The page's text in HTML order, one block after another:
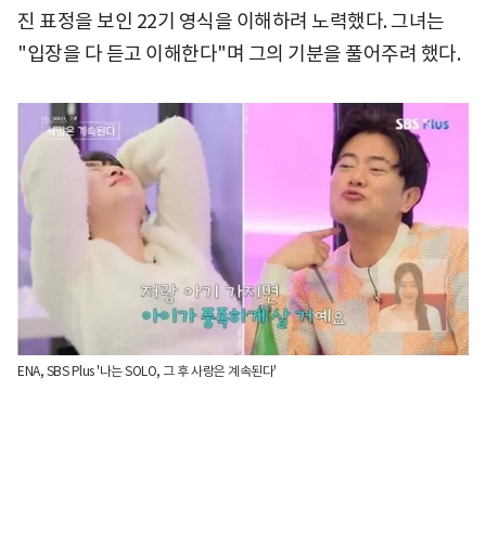
진 표정을 보인 22기 영식을 이해하려 노력했다. 그녀는
"입장을 다 듣고 이해한다"며 그의 기분을 풀어주려 했다.
ENA, SBS Plus '나는 SOLO, 그 후 사랑은 계속된다'